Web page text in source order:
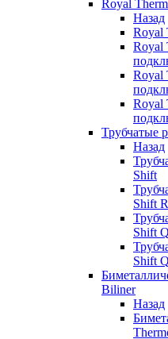
Royal
Назад
Royal
Royal
Royal
Royal
Трубчатые
Назад
Shift
Shift
Shift
Shift
Biliner
Назад